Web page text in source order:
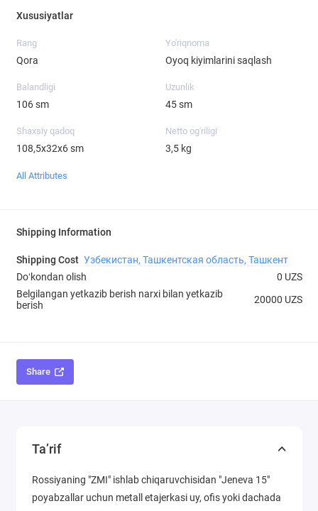
Xususiyatlar
Rang
Qora
Yo'riqnoma
Oyoq kiyimlarini saqlash
Balandligi
106 sm
Uzunlik
45 sm
Shaxsiy qadoq
108,5х32х6 sm
Netto og'riligi
3,5 kg
All Attributes
Shipping Information
Shipping Cost Узбекистан, Ташкентская область, Ташкент
Doʻkondan olish
0 UZS
Belgilangan yetkazib berish narxi bilan yetkazib
berish
20000 UZS
Share
Ta’rif
Rossiyaning "ZMI" ishlab chiqaruvchisidan "Jeneva 15"
poyabzallar uchun metall etajerkasi uy, ofis yoki dachada